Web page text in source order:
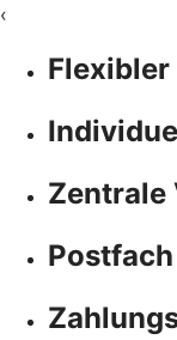
‹
Zentrale